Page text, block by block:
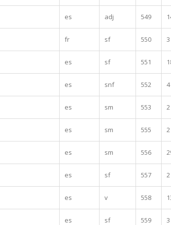
es adj 549
fr sf 550 3
es sf 551
es snf 552 4
es sm 553 2
es sm 555 2
es sm 556
es sf 557 2
es v 558
es sf 559 3